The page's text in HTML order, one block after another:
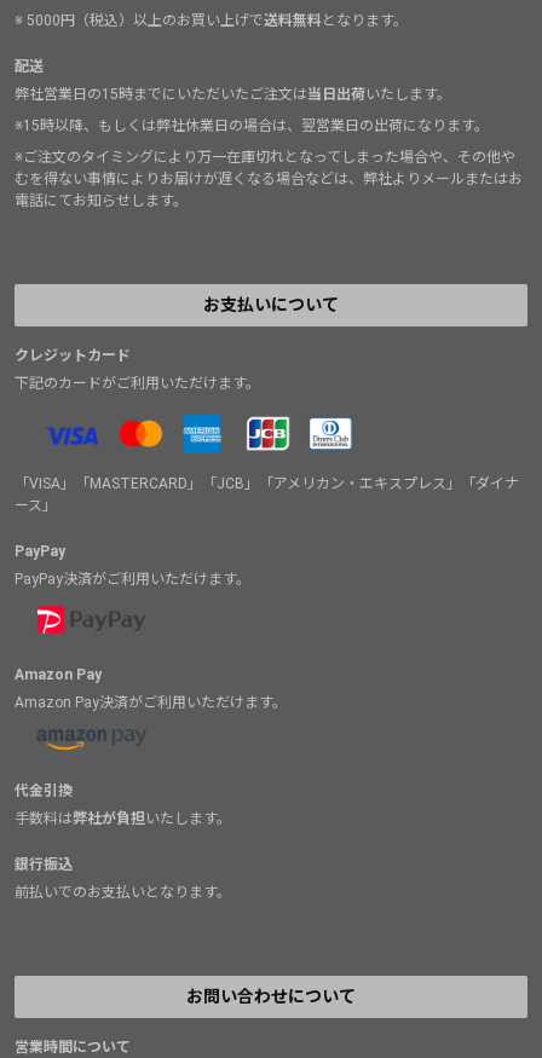
※ 5000円（税込）以上のお買い上げで送料無料となります。
配送
弊社営業日の15時までにいただいたご注文は当日出荷いたします。
※15時以降、もしくは弊社休業日の場合は、翌営業日の出荷になります。
※ご注文のタイミングにより万一在庫切れとなってしまった場合や、その他や
むを得ない事情によりお届けが遅くなる場合などは、弊社よりメールまたはお
電話にてお知らせします。
お支払いについて
クレジットカード
下記のカードがご利用いただけます。
「VISA」「MASTERCARD」「JCB」「アメリカン・エキスプレス」「ダイナ
ース」
PayPay
PayPay決済がご利用いただけます。
Amazon Pay
Amazon Pay決済がご利用いただけます。
代金引換
手数料は弊社が負担いたします。
銀行振込
前払いでのお支払いとなります。
お問い合わせについて
営業時間について